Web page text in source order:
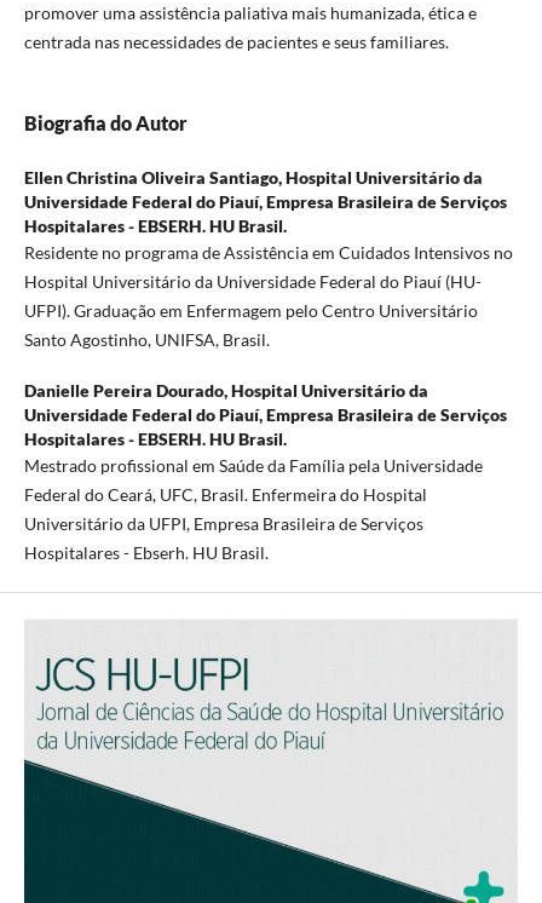
promover uma assistência paliativa mais humanizada, ética e
centrada nas necessidades de pacientes e seus familiares.
Biografia do Autor
Ellen Christina Oliveira Santiago,Hospital Universitário da
Universidade Federal do Piauí, Empresa Brasileira de Serviços
Hospitalares - EBSERH. HU Brasil.
Residente no programa de Assistência em Cuidados Intensivos no
Hospital Universitário da Universidade Federal do Piauí (HU-
UFPI). Graduação em Enfermagem pelo Centro Universitário
Santo Agostinho, UNIFSA, Brasil.
Danielle Pereira Dourado,Hospital Universitário da
Universidade Federal do Piauí, Empresa Brasileira de Serviços
Hospitalares - EBSERH. HU Brasil.
Mestrado profissional em Saúde da Família pela Universidade
Federal do Ceará, UFC, Brasil. Enfermeira do Hospital
Universitário da UFPI, Empresa Brasileira de Serviços
Hospitalares - Ebserh. HU Brasil.